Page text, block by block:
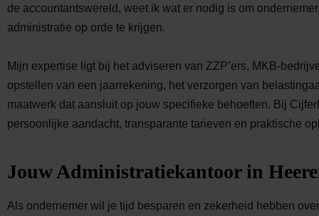
de accountantswereld, weet ik wat er nodig is om
administratie op orde te krijgen.
Mijn expertise ligt bij het adviseren van ZZP’ers, MKB-
opstellen van een jaarrekening, het verzorgen van
maatwerk dat aansluit op jouw specifieke behoeften. Bij
persoonlijke aandacht, transparante tarieven en praktische
Jouw Administratiekantoor in
Als ondernemer wil je tijd besparen en zekerheid hebben